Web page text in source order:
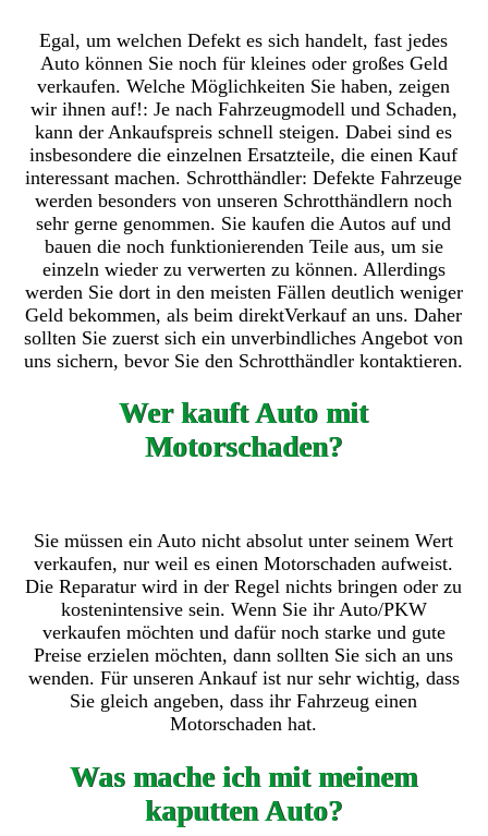
Egal, um welchen Defekt es sich handelt, fast jedes
Auto können Sie noch für kleines oder großes Geld
verkaufen. Welche Möglichkeiten Sie haben, zeigen
wir ihnen auf!: Je nach Fahrzeugmodell und Schaden,
kann der Ankaufspreis schnell steigen. Dabei sind es
insbesondere die einzelnen Ersatzteile, die einen Kauf
interessant machen. Schrotthändler: Defekte Fahrzeuge
werden besonders von unseren Schrotthändlern noch
sehr gerne genommen. Sie kaufen die Autos auf und
bauen die noch funktionierenden Teile aus, um sie
einzeln wieder zu verwerten zu können. Allerdings
werden Sie dort in den meisten Fällen deutlich weniger
Geld bekommen, als beim direktVerkauf an uns. Daher
sollten Sie zuerst sich ein unverbindliches Angebot von
uns sichern, bevor Sie den Schrotthändler kontaktieren.
Wer kauft Auto mit
Motorschaden?
Sie müssen ein Auto nicht absolut unter seinem Wert
verkaufen, nur weil es einen Motorschaden aufweist.
Die Reparatur wird in der Regel nichts bringen oder zu
kostenintensive sein. Wenn Sie ihr Auto/PKW
verkaufen möchten und dafür noch starke und gute
Preise erzielen möchten, dann sollten Sie sich an uns
wenden. Für unseren Ankauf ist nur sehr wichtig, dass
Sie gleich angeben, dass ihr Fahrzeug einen
Motorschaden hat.
Was mache ich mit meinem
kaputten Auto?